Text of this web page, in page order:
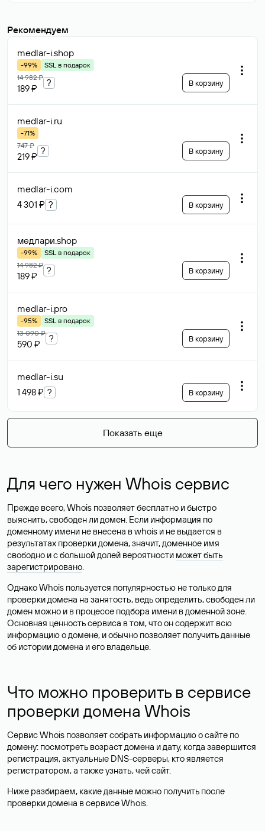
Рекомендуем
medlar-i.shop
-99%
SSL в подарок
14 982 ₽
189 ₽
? В корзину
medlar-i.ru
-71%
747 ₽
219 ₽
? В корзину
medlar-i.com
4 301 ₽ ? В корзину
медлари.shop
-99%
SSL в подарок
14 982 ₽
189 ₽
? В корзину
medlar-i.pro
-95%
SSL в подарок
13 090 ₽
590 ₽
? В корзину
medlar-i.su
1 498 ₽ ? В корзину
Показать еще
Для чего нужен Whois сервис
Прежде всего, Whois позволяет бесплатно и быстро
выяснить, свободен ли домен. Если информация по
доменному имени не внесена в whois и не выдается в
результатах проверки домена, значит, доменное имя
свободно и с большой долей вероятности может быть
зарегистрировано.
Однако Whois пользуется популярностью не только для
проверки домена на занятость, ведь определить, свободен ли
домен можно и в процессе подбора имени в доменной зоне.
Основная ценность сервиса в том, что он содержит всю
информацию о домене, и обычно позволяет получить данные
об истории домена и его владельце.
Что можно проверить в сервисе
проверки домена Whois
Сервис Whois позволяет собрать информацию о сайте по
домену: посмотреть возраст домена и дату, когда завершится
регистрация, актуальные DNS-серверы, кто является
регистратором, а также узнать, чей сайт.
Ниже разбираем, какие данные можно получить после
проверки домена в сервисе Whois.